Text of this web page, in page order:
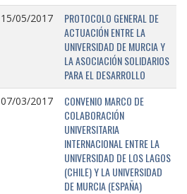
15/05/2017
PROTOCOLO GENERAL DE
ACTUACIÓN ENTRE LA
UNIVERSIDAD DE MURCIA Y
LA ASOCIACIÓN SOLIDARIOS
PARA EL DESARROLLO
07/03/2017
CONVENIO MARCO DE
COLABORACIÓN
UNIVERSITARIA
INTERNACIONAL ENTRE LA
UNIVERSIDAD DE LOS LAGOS
(CHILE) Y LA UNIVERSIDAD
DE MURCIA (ESPAÑA)